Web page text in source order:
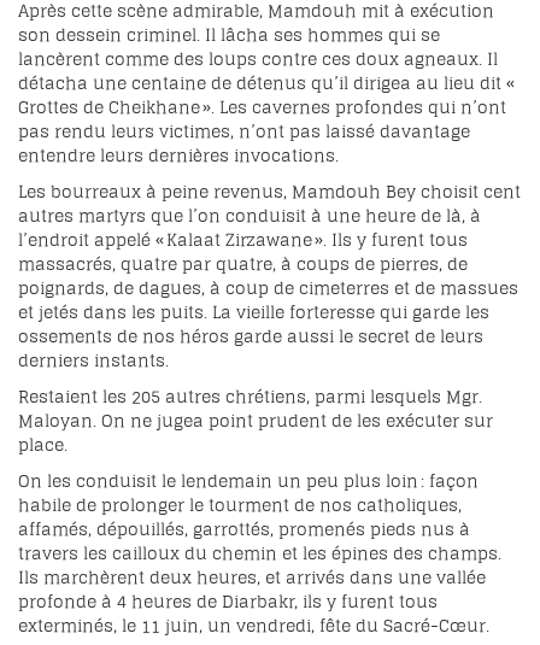
Après cette scène admirable, Mamdouh mit à exécution
son dessein criminel. Il lâcha ses hommes qui se
lancèrent comme des loups contre ces doux agneaux. Il
détacha une centaine de détenus qu’il dirigea au lieu dit «
Grottes de Cheikhane ». Les cavernes profondes qui n’ont
pas rendu leurs victimes, n’ont pas laissé davantage
entendre leurs dernières invocations.
Les bourreaux à peine revenus, Mamdouh Bey choisit cent
autres martyrs que l’on conduisit à une heure de là, à
l’endroit appelé « Kalaat Zirzawane ». Ils y furent tous
massacrés, quatre par quatre, à coups de pierres, de
poignards, de dagues, à coup de cimeterres et de massues
et jetés dans les puits. La vieille forteresse qui garde les
ossements de nos héros garde aussi le secret de leurs
derniers instants.
Restaient les 205 autres chrétiens, parmi lesquels Mgr.
Maloyan. On ne jugea point prudent de les exécuter sur
place.
On les conduisit le lendemain un peu plus loin : façon
habile de prolonger le tourment de nos catholiques,
affamés, dépouillés, garrottés, promenés pieds nus à
travers les cailloux du chemin et les épines des champs.
Ils marchèrent deux heures, et arrivés dans une vallée
profonde à 4 heures de Diarbakr, ils y furent tous
exterminés, le 11 juin, un vendredi, fête du Sacré-Cœur.